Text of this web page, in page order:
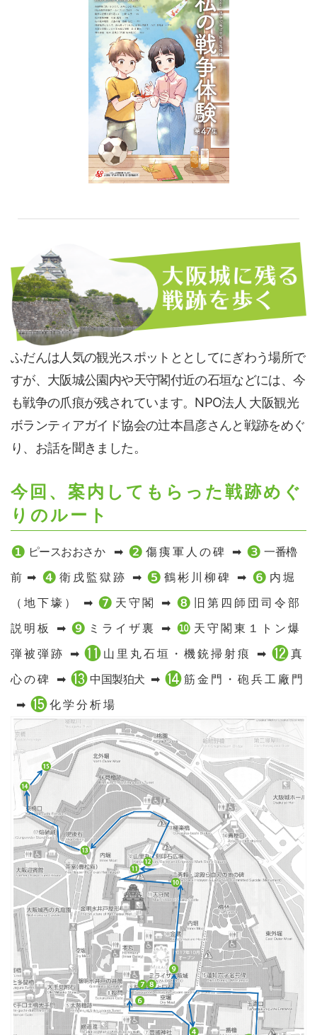
ふだんは人気の観光スポットととしてにぎわう場所で
すが、大阪城公園内や天守閣付近の石垣などには、今
も戦争の爪痕が残されています。NPO法人 大阪観光
ボランティアガイド協会の辻本昌彦さんと戦跡をめぐ
り、お話を聞きました。
今回、案内してもらった戦跡めぐ
りのルート
❶ ピースおおさか ❷ 傷痍軍人の碑 ❸一番櫓
前
❹ 衛戌監獄跡 ❺鶴彬川柳碑 ❻ 内堀
（地下壕）
❼ 天守閣 ❽ 旧第四師団司令部
説明板
❾ ミライザ裏 ❿ 天守閣東１トン爆
弾被弾跡
⓫ 山里丸石垣・機銃掃射痕 ⓬真
心の碑
⓭ 中国製狛犬 ⓮筋金門・砲兵工廠門
⓯化学分析場